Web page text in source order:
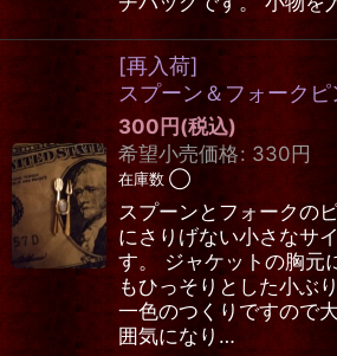
[再入荷]
スプーン＆フォークピ
300円(税込)
希望小売価格: 330円
在庫数 ◯
スプーンとフォークの
にさりげない小さなサ
す。 ジャケットの胸元
もひっそりとした小ぶ
一色のつくりですので
囲気になり…